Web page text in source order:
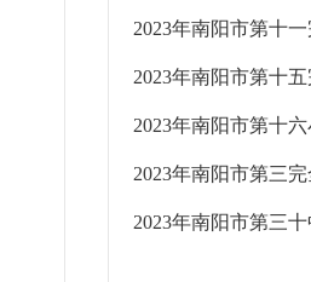
2023年南阳市第十
2023年南阳市第十
2023年南阳市第十
2023年南阳市第三
2023年南阳市第三